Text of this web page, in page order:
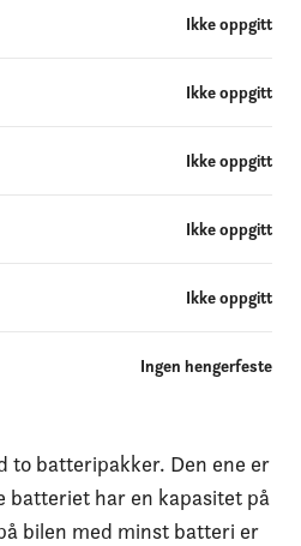
Ikke oppgitt
Ikke oppgitt
Ikke oppgitt
Ikke oppgitt
Ikke oppgitt
Ingen hengerfeste
to batteripakker. Den ene er
batteriet har en kapasitet på
bilen med minst batteri er